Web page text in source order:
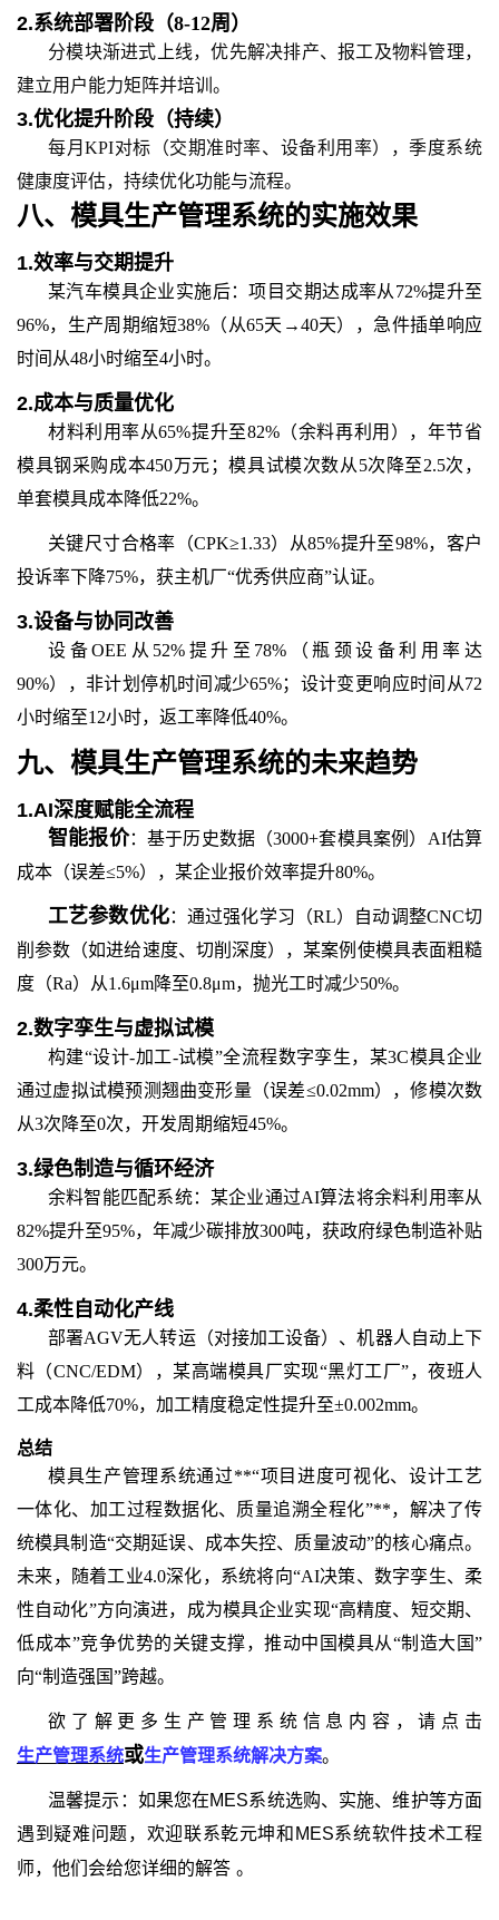
2.系统部署阶段（8-12周）
分模块渐进式上线，优先解决排产、报工及物料管理，
建立用户能力矩阵并培训。
3.优化提升阶段（持续）
每月KPI对标（交期准时率、设备利用率），季度系统
健康度评估，持续优化功能与流程。
八、 模具生产管理系统的实施效果
1.效率与交期提升
某汽车模具企业实施后：项目交期达成率从72%提升至
96%，生产周期缩短38%（从65天→40天），急件插单响应
时间从48小时缩至4小时。
2.成本与质量优化
材料利用率从65%提升至82%（余料再利用），年节省
模具钢采购成本450万元；模具试模次数从5次降至2.5次，
单套模具成本降低22%。
关键尺寸合格率（CPK≥1.33）从85%提升至98%，客户
投诉率下降75%，获主机厂“优秀供应商”认证。
3.设备与协同改善
设备OEE从52%提升至78%（瓶颈设备利用率达
90%），非计划停机时间减少65%；设计变更响应时间从72
小时缩至12小时，返工率降低40%。
九、模具生产管理系统的未来趋势
1.AI深度赋能全流程
智能报价：基于历史数据（3000+套模具案例）AI估算
成本（误差≤5%），某企业报价效率提升80%。
工艺参数优化：通过强化学习（RL）自动调整CNC切
削参数（如进给速度、切削深度），某案例使模具表面粗糙
度（Ra）从1.6μm降至0.8μm，抛光工时减少50%。
2.数字孪生与虚拟试模
构建“设计-加工-试模”全流程数字孪生，某3C模具企业
通过虚拟试模预测翘曲变形量（误差≤0.02mm），修模次数
从3次降至0次，开发周期缩短45%。
3.绿色制造与循环经济
余料智能匹配系统：某企业通过AI算法将余料利用率从
82%提升至95%，年减少碳排放300吨，获政府绿色制造补贴
300万元。
4.柔性自动化产线
部署AGV无人转运（对接加工设备）、机器人自动上下
料（CNC/EDM），某高端模具厂实现“黑灯工厂”，夜班人
工成本降低70%，加工精度稳定性提升至±0.002mm。
总结
模具生产管理系统通过**“项目进度可视化、设计工艺
一体化、加工过程数据化、质量追溯全程化”**，解决了传
统模具制造“交期延误、成本失控、质量波动”的核心痛点。
未来，随着工业4.0深化，系统将向“AI决策、数字孪生、柔
性自动化”方向演进，成为模具企业实现“高精度、短交期、
低成本”竞争优势的关键支撑，推动中国模具从“制造大国”
向“制造强国”跨越。
欲了解更多生产管理系统信息内容，请点击
生产管理系统或生产管理系统解决方案。
温馨提示：如果您在MES系统选购、实施、维护等方面
遇到疑难问题，欢迎联系乾元坤和MES系统软件技术工程
师，他们会给您详细的解答 。